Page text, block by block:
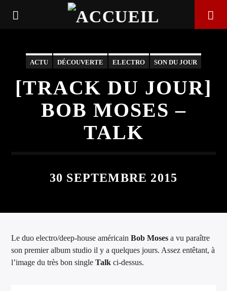
TITRE
ACTU DÉCOUVERTE ELECTRO SON DU JOUR
[TRACK DU JOUR]
BOB MOSES –
TALK
30 SEPTEMBRE 2015
Le duo electro/deep-house américainBob Moses a vu paraître
son premier album studio il y a quelques jours. Assez entêtant, à
l’image du très bon singleTalk ci-dessus.